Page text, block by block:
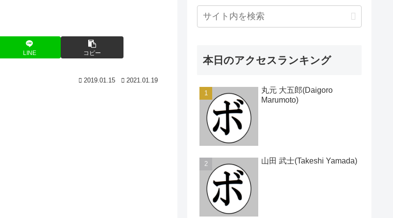
LINE コピー
2019.01.15 2021.01.19
本日のアクセスランキング
丸元 大五郎(Daigoro
Marumoto)
山田 武士(Takeshi Yamada)